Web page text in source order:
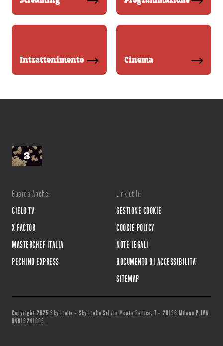
Intrattenimento Cinema
Guarda Anche:
CIELO TV
X FACTOR
MASTERCHEF ITALIA
PECHINO EXPRESS
Link utili:
GESTIONE COOKIE
COOKIE POLICY
NOTE LEGALI
DOCUMENTO DI ACCESSIBILITA'
SITEMAP
Copyright 2025 Sky Italia - Sky Italia Srl Via Monte Penice, 7 - 20138 Milano P.IVA
04619241005.